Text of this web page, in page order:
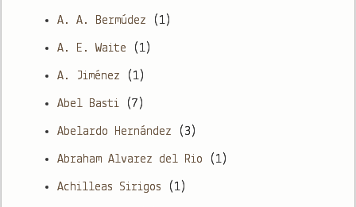
A. A. Bermúdez (1)
A. E. Waite (1)
A. Jiménez (1)
Abel Basti (7)
Abelardo Hernández (3)
Abraham Alvarez del Rio (1)
Achilleas Sirigos (1)